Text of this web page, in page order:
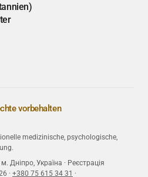
vorbehalten
medizinische, psychologische,
Дніпро, Україна · Реєстрація
· +380 75 615 34 31 ·